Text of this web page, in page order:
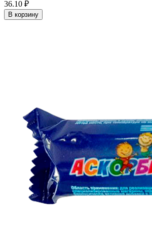
36.10 ₽
В корзину